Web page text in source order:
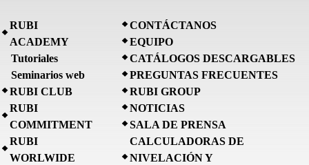
RUBI
ACADEMY
Tutoriales
Seminarios web
RUBI CLUB
RUBI
COMMITMENT
RUBI
WORLWIDE
CONTÁCTANOS
EQUIPO
CATÁLOGOS DESCARGABLES
PREGUNTAS FRECUENTES
RUBI GROUP
NOTICIAS
SALA DE PRENSA
CALCULADORAS DE
NIVELACIÓN Y